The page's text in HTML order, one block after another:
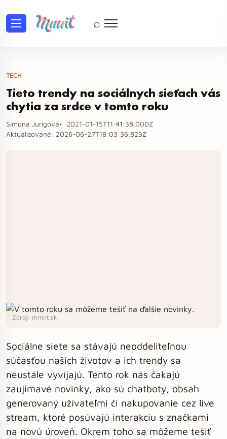
⌕
TECH
Tieto trendy na sociálnych sieťach vás
chytia za srdce v tomto roku
Simona Jurigová
2021-01-15T11:41:38.000Z
Aktualizované: 2026-06-27T18:03:36.823Z
Zdroj: mmnt.sk
Sociálne siete sa stávajú neoddeliteľnou
súčasťou našich životov a ich trendy sa
neustále vyvíjajú. Tento rok nás čakajú
zaujímavé novinky, ako sú chatboty, obsah
generovaný užívateľmi či nakupovanie cez live
stream, ktoré posúvajú interakciu s značkami
na novú úroveň. Okrem toho sa môžeme tešiť